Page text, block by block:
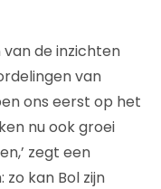
de inzichten
van
ons eerst op het
nu ook groei
zegt een
kan Bol zijn